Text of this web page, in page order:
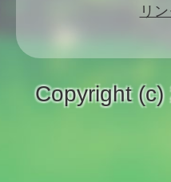
リ
Copyright